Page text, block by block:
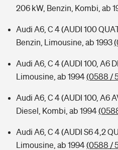
206 kW, Benzin, Kombi, ab
Audi A6, C 4 (AUDI 100
Benzin, Limousine, ab 1993
Audi A6, C 4 (AUDI 100, A6
Limousine, ab 1994(0588 /
Audi A6, C 4 (AUDI 100, A6
Diesel, Kombi, ab 1994
Audi A6, C 4 (AUDI S6 4,2
Limousine, ab 1994(0588 /